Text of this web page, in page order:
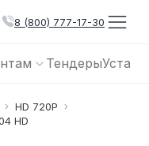
8 (800) 777-17-30
Тендеры
HD 720P
HD